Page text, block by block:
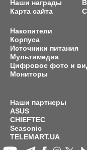
Наши награды
Карта сайта
Накопители
Корпуса
Источники питания
Мультимедиа
Цифровое фото и
Мониторы
Наши партнеры
ASUS
CHIEFTEC
Seasonic
TELEMART.UA